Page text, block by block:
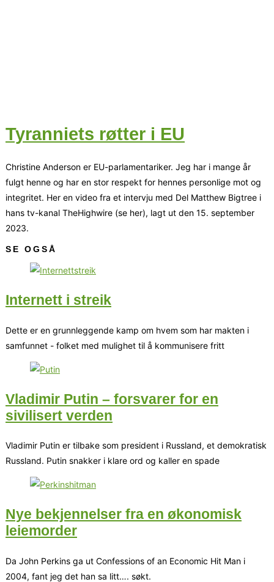
Tyranniets røtter i EU
Christine Anderson er EU-parlamentariker. Jeg har i mange år
fulgt henne og har en stor respekt for hennes personlige mot og
integritet. Her en video fra et intervju med Del Matthew Bigtree i
hans tv-kanal TheHighwire (se her), lagt ut den 15. september
2023.
SE OGSÅ
Internett i streik
Dette er en grunnleggende kamp om hvem som har makten i
samfunnet - folket med mulighet til å kommunisere fritt
Vladimir Putin – forsvarer for en
sivilisert verden
Vladimir Putin er tilbake som president i Russland, et demokratisk
Russland. Putin snakker i klare ord og kaller en spade
Nye bekjennelser fra en økonomisk
leiemorder
Da John Perkins ga ut Confessions of an Economic Hit Man i
2004, fant jeg det han sa litt…. søkt.